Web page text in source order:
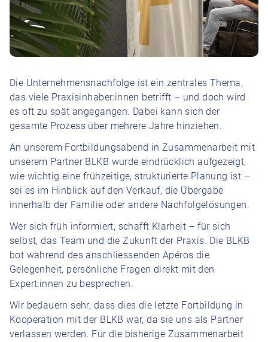
Die Unternehmensnachfolge ist ein zentrales Thema,
das viele Praxisinhaber:innen betrifft – und doch wird
es oft zu spät angegangen. Dabei kann sich der
gesamte Prozess über mehrere Jahre hinziehen.
An unserem Fortbildungsabend in Zusammenarbeit mit
unserem Partner BLKB wurde eindrücklich aufgezeigt,
wie wichtig eine frühzeitige, strukturierte Planung ist –
sei es im Hinblick auf den Verkauf, die Übergabe
innerhalb der Familie oder andere Nachfolgelösungen.
Wer sich früh informiert, schafft Klarheit – für sich
selbst, das Team und die Zukunft der Praxis. Die BLKB
bot während des anschliessenden Apéros die
Gelegenheit, persönliche Fragen direkt mit den
Expert:innen zu besprechen.
Wir bedauern sehr, dass dies die letzte Fortbildung in
Kooperation mit der BLKB war, da sie uns als Partner
verlassen werden. Für die bisherige Zusammenarbeit